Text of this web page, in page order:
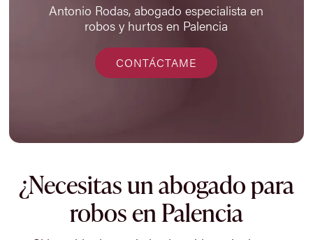
Antonio Rodas, abogado especialista en
robos y hurtos en Palencia
CONTÁCTAME
¿Necesitas un abogado para
robos en Palencia